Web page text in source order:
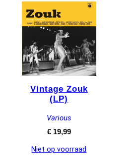
Vintage Zouk
(LP)
Various
€19,99
Niet op voorraad